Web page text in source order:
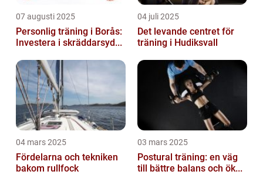
07 augusti 2025
Personlig träning i Borås:
Investera i skräddarsyd...
04 juli 2025
Det levande centret för
träning i Hudiksvall
04 mars 2025
Fördelarna och tekniken
bakom rullfock
03 mars 2025
Postural träning: en väg
till bättre balans och ök...